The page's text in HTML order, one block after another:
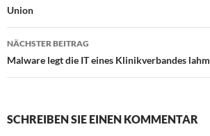
Union
NÄCHSTER BEITRAG
Malware legt die IT eines Klinikverbandes lahm
SCHREIBEN SIE EINEN KOMMENTAR